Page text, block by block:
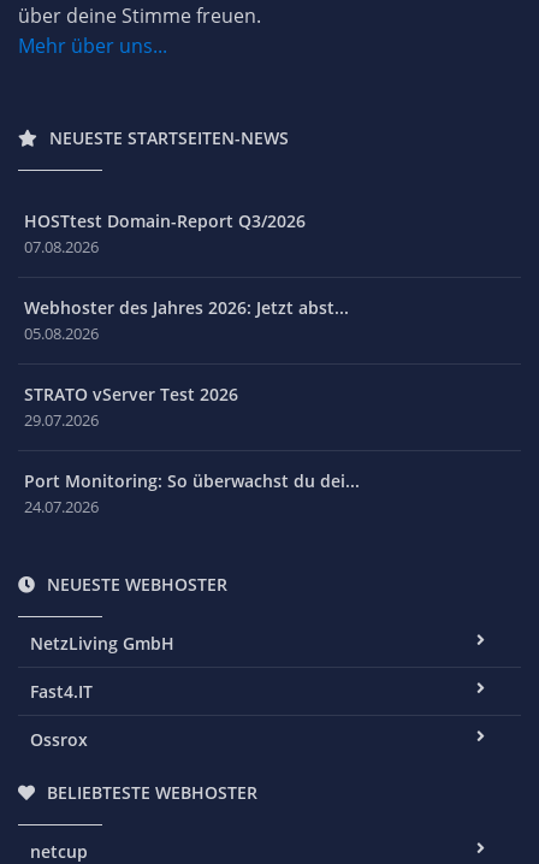
über deine Stimme freuen.
Mehr über uns...
NEUESTE STARTSEITEN-NEWS
HOSTtest Domain-Report Q3/2026
07.08.2026
Webhoster des Jahres 2026: Jetzt abst...
05.08.2026
STRATO vServer Test 2026
29.07.2026
Port Monitoring: So überwachst du dei...
24.07.2026
NEUESTE WEBHOSTER
NetzLiving GmbH
Fast4.IT
Ossrox
BELIEBTESTE WEBHOSTER
netcup